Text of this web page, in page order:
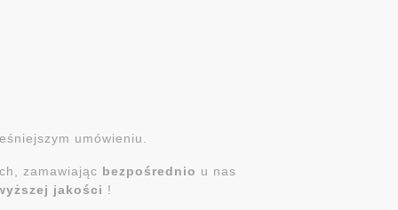
umówieniu.
zamawiając bezpośrednio u nas
jakości !